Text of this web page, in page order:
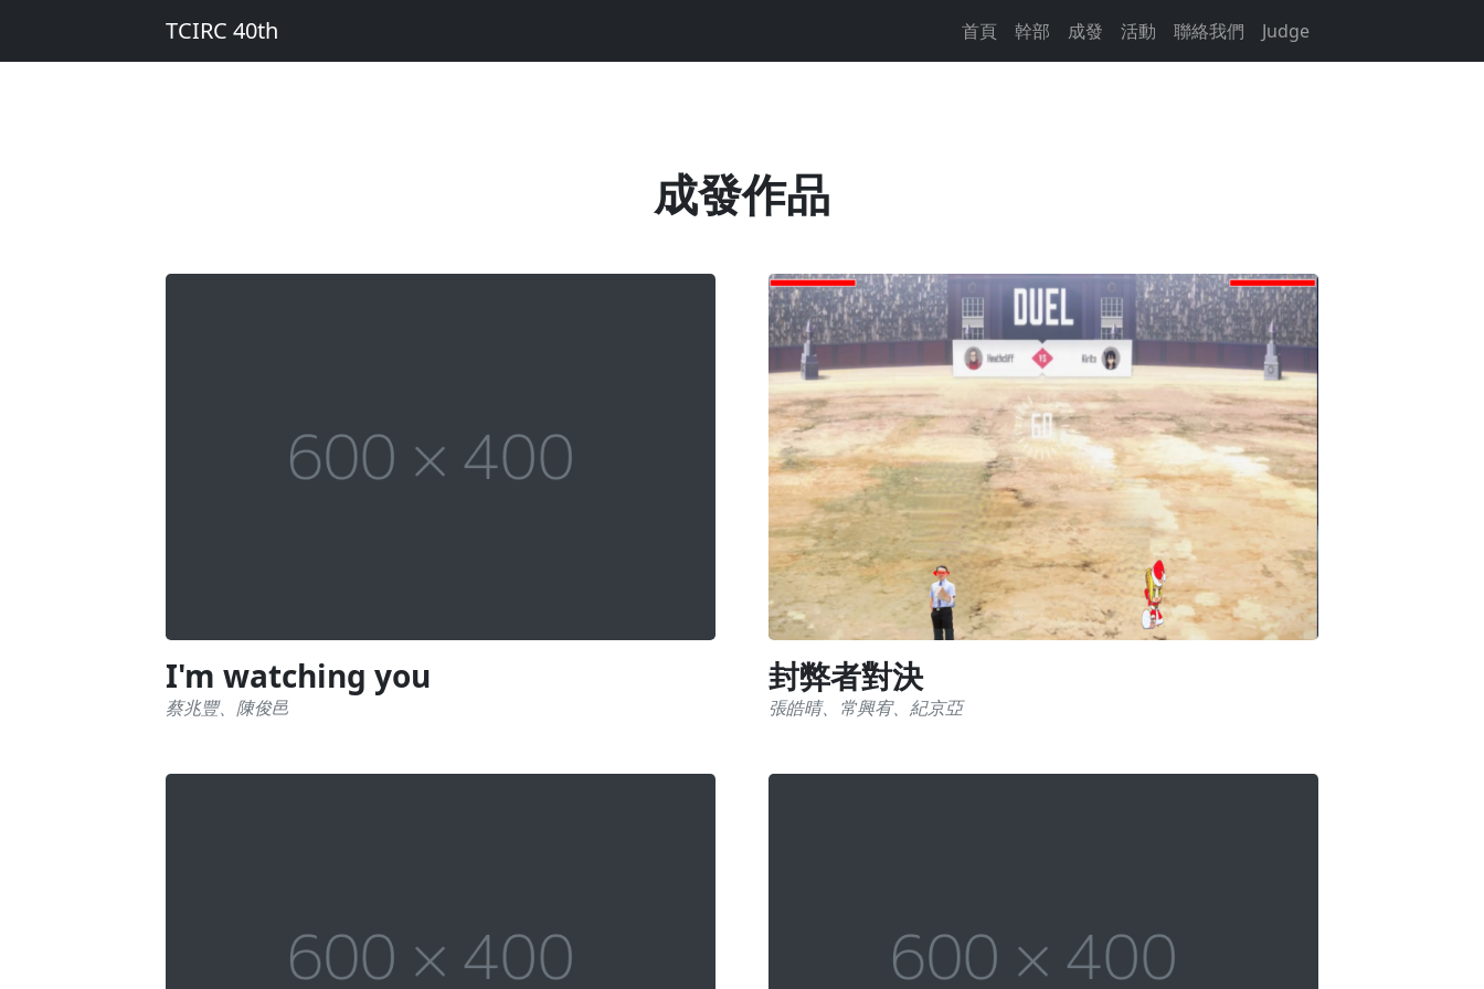
TCIRC 40th 首頁 幹部 成發 活動 聯絡我們 Judge
成發作品
I'm watching you
蔡兆豐、陳俊邑
封弊者對決
張皓晴、常興宥、紀京亞